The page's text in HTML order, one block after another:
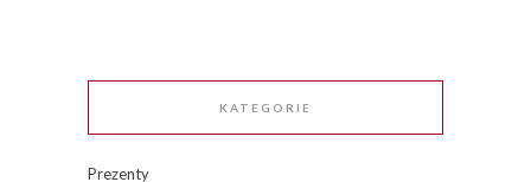
KATEGORIE
Prezenty